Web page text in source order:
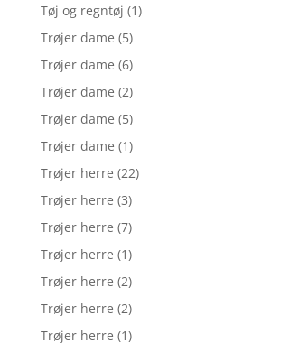
Tøj og regntøj (1)
Trøjer dame (5)
Trøjer dame (6)
Trøjer dame (2)
Trøjer dame (5)
Trøjer dame (1)
Trøjer herre (22)
Trøjer herre (3)
Trøjer herre (7)
Trøjer herre (1)
Trøjer herre (2)
Trøjer herre (2)
Trøjer herre (1)